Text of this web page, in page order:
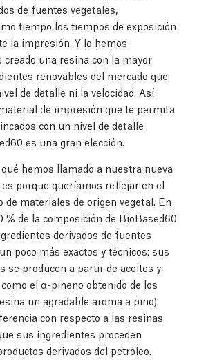
de fuentes vegetales,
tiempo los tiempos de exposición
la impresión. Y lo hemos
una resina con la mayor
renovables del mercado que
de detalle ni la velocidad. Así
de impresión que te permita
con un nivel de detalle
es una gran elección.
hemos llamado a nuestra nueva
porque queríamos reflejar en el
de materiales de origen vegetal. En
% de la composición de BioBased60
derivados de fuentes
poco más exactos y técnicos: sus
se producen a partir de aceites y
el α-pineno obtenido de los
un agradable aroma a pino).
con respecto a las resinas
sus ingredientes proceden
derivados del petróleo.